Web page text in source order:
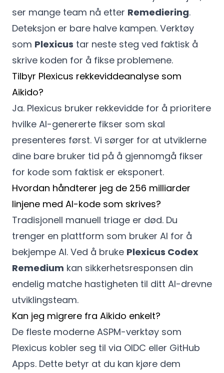
ser mange team nå etter Remediering.
Deteksjon er bare halve kampen. Verktøy
som Plexicus tar neste steg ved faktisk å
skrive koden for å fikse problemene.
Tilbyr Plexicus rekkeviddeanalyse som
Aikido?
Ja. Plexicus bruker rekkevidde for å prioritere
hvilke AI-genererte fikser som skal
presenteres først. Vi sørger for at utviklerne
dine bare bruker tid på å gjennomgå fikser
for kode som faktisk er eksponert.
Hvordan håndterer jeg de 256 milliarder
linjene med AI-kode som skrives?
Tradisjonell manuell triage er død. Du
trenger en plattform som bruker AI for å
bekjempe AI. Ved å bruke Plexicus Codex
Remedium kan sikkerhetsresponsen din
endelig matche hastigheten til ditt AI-drevne
utviklingsteam.
Kan jeg migrere fra Aikido enkelt?
De fleste moderne ASPM-verktøy som
Plexicus kobler seg til via OIDC eller GitHub
Apps. Dette betyr at du kan kjøre dem